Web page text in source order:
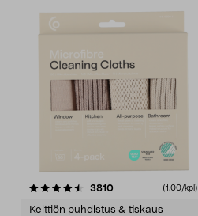
3810arvostelut (1,00/kpl)
Keittiön puhdistus & tiskaus
4.5viidestä